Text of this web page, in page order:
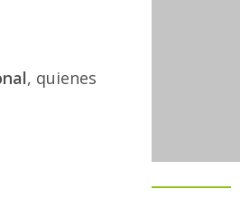
, quienes